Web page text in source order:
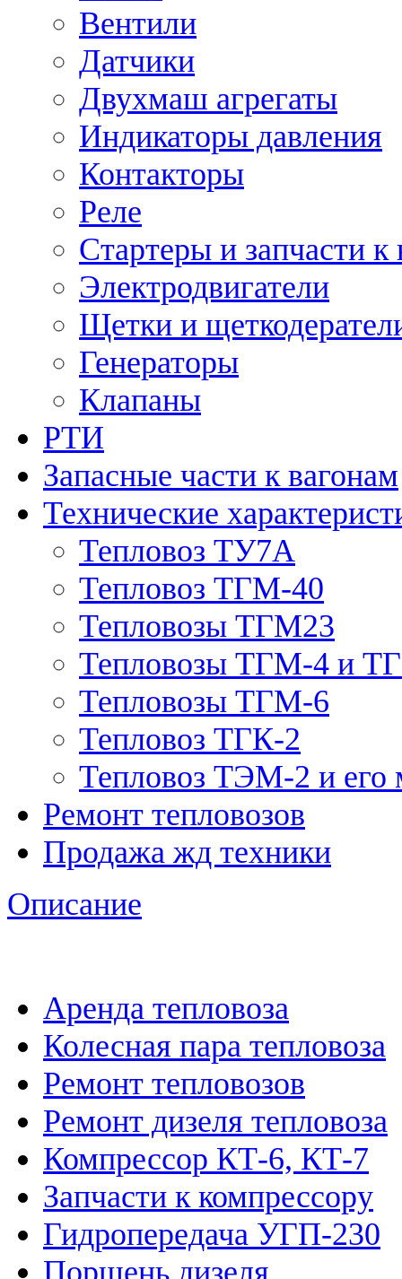
Вентили
Датчики
Двухмаш агрегаты
Индикаторы давления
Контакторы
Реле
Стартеры и запчасти
Электродвигатели
Щетки и
Генераторы
Клапаны
РТИ
Запасные части к вагонам
Технические
Тепловоз ТУ7А
Тепловоз ТГМ-40
Тепловозы ТГМ23
Тепловозы ТГМ-4 и
Тепловозы ТГМ-6
Тепловоз ТГК-2
Тепловоз ТЭМ-2 и его
Ремонт тепловозов
Продажа жд техники
Описание
Аренда тепловоза
Колесная пара тепловоза
Ремонт тепловозов
Ремонт дизеля тепловоза
Компрессор КТ-6, КТ-7
Запчасти к компрессору
Гидропередача УГП-230
Поршень дизеля